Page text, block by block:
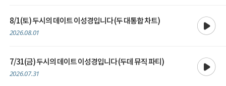
8/1(토) 두시의 데이트 이성경입니다 (두 대통합 차트)
2026.08.01
7/31(금) 두시의 데이트 이성경입니다 (두데 뮤직 파티)
2026.07.31